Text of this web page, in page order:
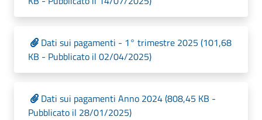
Dati sui pagamenti - 1° trimestre 2025 (101,68
KB - Pubblicato il 02/04/2025)
Dati sui pagamenti Anno 2024 (808,45 KB -
Pubblicato il 28/01/2025)